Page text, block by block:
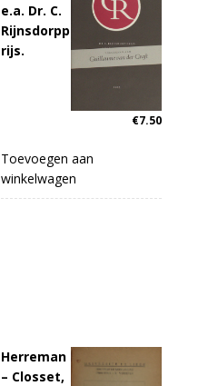
e.a. Dr. C.
Rijnsdorpp
rijs.
€7.50
Toevoegen aan
winkelwagen
Herreman
– Closset,